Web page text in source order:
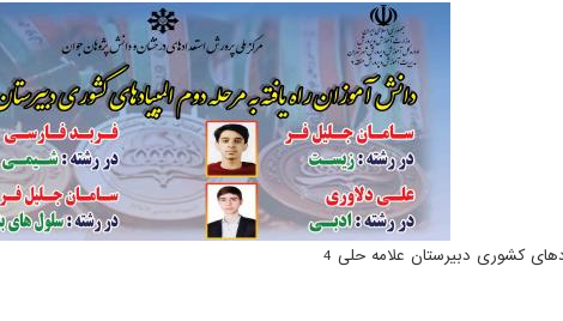
کشوری دبیرستان علامه حلی 4